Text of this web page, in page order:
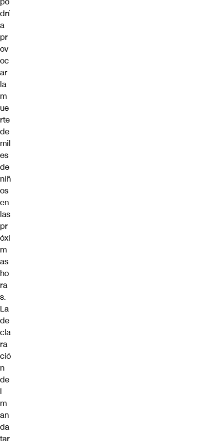
drí
a
pr
ov
oc
ar
la
m
ue
rte
de
mil
es
de
niñ
os
en
las
pr
óxi
m
as
ho
ra
s.
La
de
cla
ra
ció
n
de
l
m
an
da